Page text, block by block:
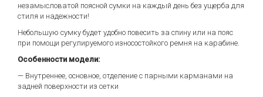
незамысловатой поясной сумки на каждый день без ущерба для
стиля и надежности!
Небольшую сумку будет удобно повесить за спину или на пояс
при помощи регулируемого износостойкого ремня на карабине.
Особенности модели:
— Внутреннее, основное, отделение с парными карманами на
задней поверхности из сетки